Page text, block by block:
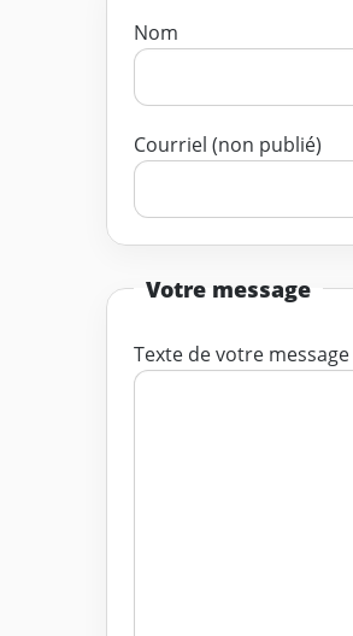
Nom
Courriel (non publié)
Votre message